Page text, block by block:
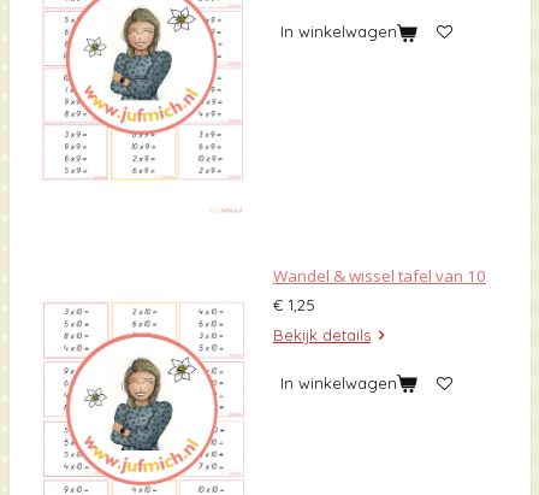
In winkelwagen
Wandel & wissel tafel van 10
€ 1,25
Bekijk details
In winkelwagen